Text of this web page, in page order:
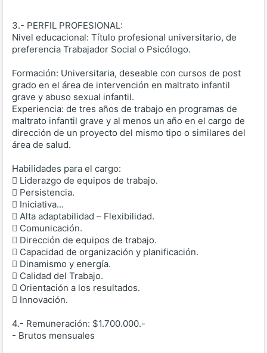
3.- PERFIL PROFESIONAL:
Nivel educacional: Título profesional universitario, de
preferencia Trabajador Social o Psicólogo.
Formación: Universitaria, deseable con cursos de post
grado en el área de intervención en maltrato infantil
grave y abuso sexual infantil.
Experiencia: de tres años de trabajo en programas de
maltrato infantil grave y al menos un año en el cargo de
dirección de un proyecto del mismo tipo o similares del
área de salud.
Habilidades para el cargo:
 Liderazgo de equipos de trabajo.
 Persistencia.
 Iniciativa...
 Alta adaptabilidad – Flexibilidad.
 Comunicación.
 Dirección de equipos de trabajo.
 Capacidad de organización y planificación.
 Dinamismo y energía.
 Calidad del Trabajo.
 Orientación a los resultados.
 Innovación.
4.- Remuneración: $1.700.000.-
- Brutos mensuales